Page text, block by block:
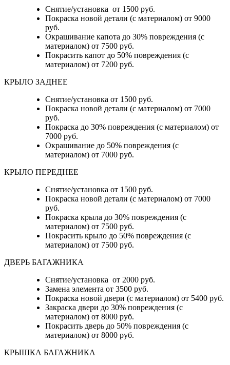
Снятие/установка от 1500 руб.
Покраска новой детали (с материалом) от 9000
руб.
Окрашивание капота до 30% повреждения (с
материалом) от 7500 руб.
Покрасить капот до 50% повреждения (с
материалом) от 7200 руб.
КРЫЛО ЗАДНЕЕ
Снятие/установка от 1500 руб.
Покраска новой детали (с материалом) от 7000
руб.
Покраска до 30% повреждения (с материалом) от
7000 руб.
Окрашивание до 50% повреждения (с
материалом) от 7000 руб.
КРЫЛО ПЕРЕДНЕЕ
Снятие/установка от 1500 руб.
Покраска новой детали (с материалом) от 7000
руб.
Покраска крыла до 30% повреждения (с
материалом) от 7500 руб.
Покрасить крыло до 50% повреждения (с
материалом) от 7500 руб.
ДВЕРЬ БАГАЖНИКА
Снятие/установка от 2000 руб.
Замена элемента от 3500 руб.
Покраска новой двери (с материалом) от 5400 руб.
Закраска двери до 30% повреждения (с
материалом) от 8000 руб.
Покрасить дверь до 50% повреждения (с
материалом) от 8000 руб.
КРЫШКА БАГАЖНИКА